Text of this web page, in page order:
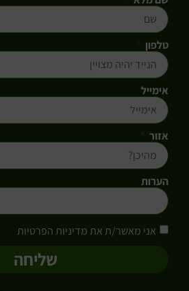
טלפון
אימייל
אזור
הערות
אני מאשר/ת את מדיניות הפרטיות
שליחה